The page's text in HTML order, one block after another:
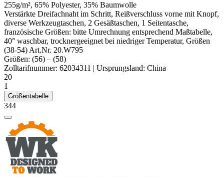
255g/m², 65% Polyester, 35% Baumwolle
Verstärkte Dreifachnaht im Schritt, Reißverschluss vorne mit Knopf,
diverse Werkzeugtaschen, 2 Gesäßtaschen, 1 Seitentasche,
französische Größen: bitte Umrechnung entsprechend Maßtabelle,
40° waschbar, trocknergeeignet bei niedriger Temperatur, Größen
(38-54) Art.Nr. 20.W795
Größen: (56) – (58)
Zolltarifnummer: 62034311 | Ursprungsland: China
20
1
Größentabelle
344